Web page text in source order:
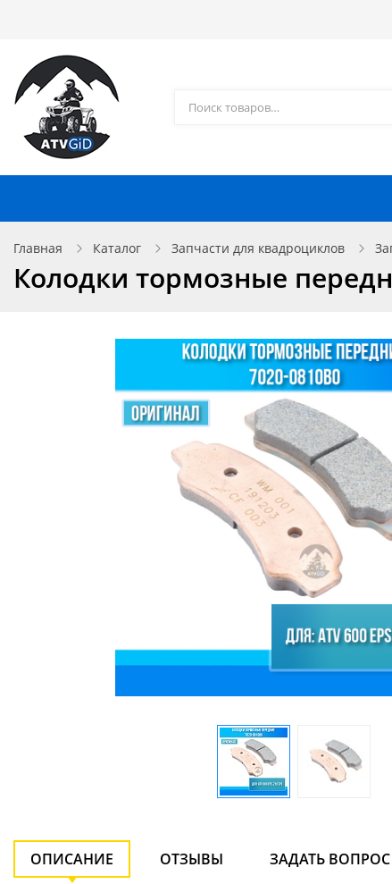
Главная Каталог Запчасти для квадроциклов
Колодки тормозные
ОПИСАНИЕ ОТЗЫВЫ ЗАДАТЬ ВОПРОС